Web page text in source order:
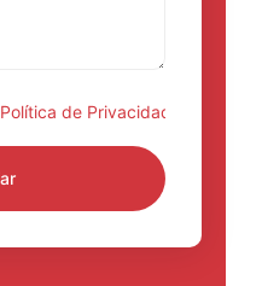
Política de Privacidad